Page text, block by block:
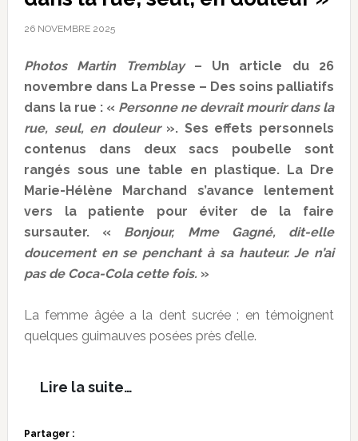
26 NOVEMBRE 2025
Photos Martin Tremblay– Un article du 26
novembre dans La Presse – Des soins palliatifs
dans la rue : « Personne ne devrait mourir dans la
rue, seul, en douleur ». Ses effets personnels
contenus dans deux sacs poubelle sont
rangés sous une table en plastique. La Dre
Marie-Hélène Marchand s’avance lentement
vers la patiente pour éviter de la faire
sursauter. « Bonjour, Mme Gagné, dit-elle
doucement en se penchant à sa hauteur. Je n’ai
pas de Coca-Cola cette fois. »
La femme âgée a la dent sucrée ; en témoignent
quelques guimauves posées près d’elle.
Lire la suite…
Partager :